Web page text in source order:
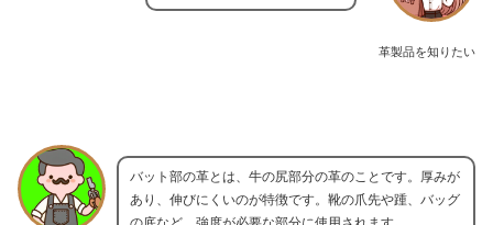
革製品を知りたい
バット部の革とは、牛の尻部分の革のことです。厚みが
あり、伸びにくいのが特徴です。靴の爪先や踵、バッグ